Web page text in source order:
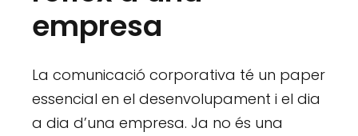
empresa
La comunicació corporativa té un paper
essencial en el desenvolupament i el dia
a dia d’una empresa. Ja no és una